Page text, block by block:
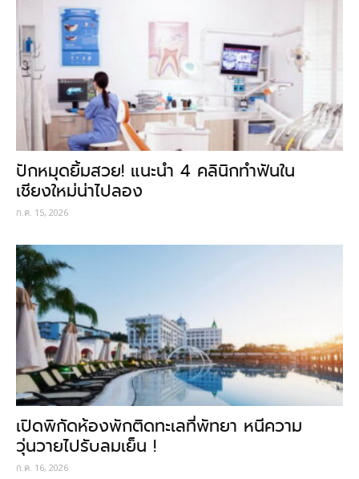
ปักหมุดยิ้มสวย! แนะนำ 4 คลินิกทำฟันใน
เชียงใหม่น่าไปลอง
ก.ค. 15, 2026
เปิดพิกัดห้องพักติดทะเลที่พัทยา หนีความ
วุ่นวายไปรับลมเย็น !
ก.ค. 16, 2026